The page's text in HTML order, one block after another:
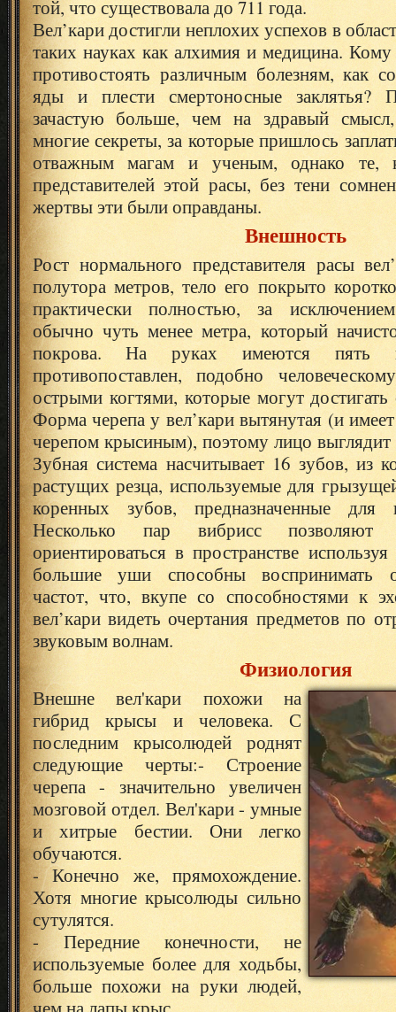
той, что существовала до 711 года.
Вел’кари достигли неплохих успехов в
таких науках как алхимия и медицина. Кому
противостоять различным болезням, как
яды и плести смертоносные заклятья?
зачастую больше, чем на здравый смысл,
многие секреты, за которые пришлось
отважным магам и ученым, однако
представителей этой расы, без тени
жертвы эти были оправданы.
Внешность
Рост нормального представителя расы
полутора метров, тело его покрыто
практически полностью, за
обычно чуть менее метра, который
покрова. На руках имеются пять
противопоставлен, подобно
острыми когтями, которые могут достигать
Форма черепа у вел’кари вытянутая (и
черепом крысиным), поэтому лицо выглядит
Зубная система насчитывает 16 зубов, из
растущих резца, используемые для
коренных зубов, предназначенные для
Несколько пар вибрисс позволяют
ориентироваться в пространстве
большие уши способны воспринимать
частот, что, вкупе со способностями к
вел’кари видеть очертания предметов по
звуковым волнам.
Физиология
Внешне вел'кари похожи на
гибрид крысы и человека. С
последним крысолюдей роднят
следующие черты:- Строение
черепа - значительно увеличен
мозговой отдел. Вел'кари - умные
и хитрые бестии. Они легко
обучаются.
- Конечно же, прямохождение.
Хотя многие крысолюды сильно
сутулятся.
- Передние конечности, не
используемые более для ходьбы,
больше похожи на руки людей,